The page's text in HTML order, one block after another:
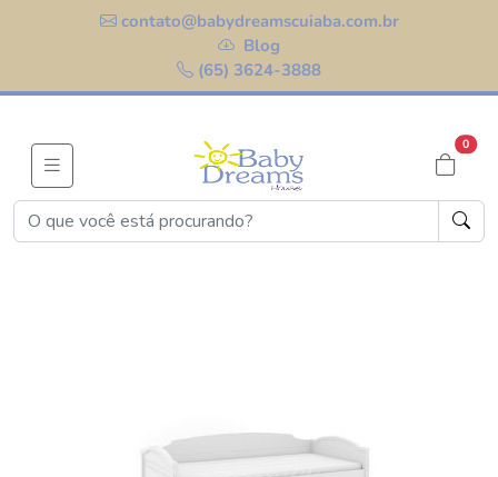
contato@babydreamscuiaba.com.br
Blog
(65) 3624-3888
0